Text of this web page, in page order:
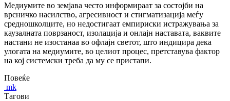
Медиумите во земјава често информираат за состојби на
врсничко насилство, агресивност и стигматизација меѓу
средношколците, но недостигаат емпириски истражувања за
каузалната поврзаност, изолација и онлајн наставата, ваквите
настани не изостанаа во офлајн светот, што индицира дека
улогата на медиумите, во целиот процес, претставува фактор
на кој системски треба да му се пристапи.
Повеќе
mk
Тагови